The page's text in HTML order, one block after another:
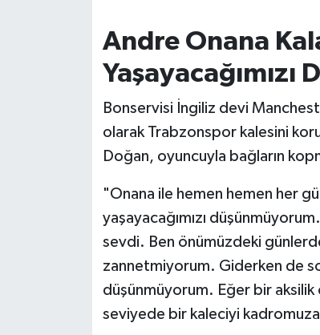
Andre Onana
Bonservisi İngiliz devi
olarak Trabzonspor kalesini
Doğan, oyuncuyla bağların
"Onana ile hemen hemen her
yaşayacağımızı
sevdi. Ben önümüzdeki günlerde
zannetmiyorum. Giderken de
düşünmüyorum. Eğer bir
seviyede bir kaleciyi